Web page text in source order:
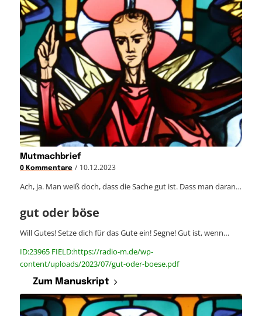
Mutmachbrief
0 Kommentare / 10.12.2023
Ach, ja. Man weiß doch, dass die Sache gut ist. Dass man daran…
gut oder böse
Will Gutes! Setze dich für das Gute ein! Segne! Gut ist, wenn…
ID:23965 FIELD:https://radio-m.de/wp-
content/uploads/2023/07/gut-oder-boese.pdf
Zum Manuskript